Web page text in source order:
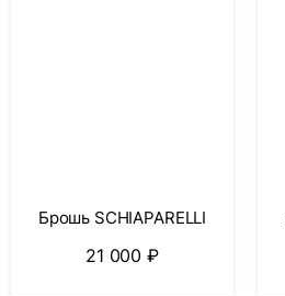
Брошь SCHIAPARELLI
21 000₽